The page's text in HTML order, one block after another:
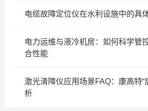
电缆故障定位仪在水利设施中的具
电力运维与液冷机房：如何科学管
合性能
激光清障仪应用场景FAQ：康高特“
析